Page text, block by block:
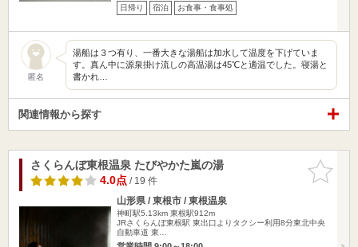
日帰り 宿泊 お食事・食事処
匿名
湯船は３つ有り、一番大きな湯船は加水して温度を下げていま
す。真ん中に源泉掛け流しの高温湯は45℃と適温でした。寝湯と
書かれ…
関連情報から探す
お気に入
りに追加
さくらんぼ東根温泉 たびやかた嵐の湯
4.0点/ 19 件
山形県 / 東根市 / 東根温泉
神町駅5.13km 東根駅912m
JRさくらんぼ東根駅 東出口よりタクシー利用8分東北中央
自動車道 東…